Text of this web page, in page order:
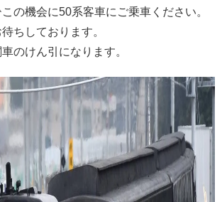
の機会に50系客車にご乗車ください。
ちしております。
のけん引になります。